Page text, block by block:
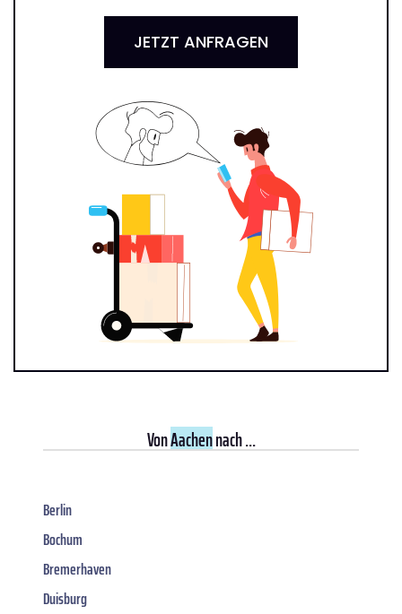
JETZT ANFRAGEN
VonAachennach ...
Berlin
Bochum
Bremerhaven
Duisburg